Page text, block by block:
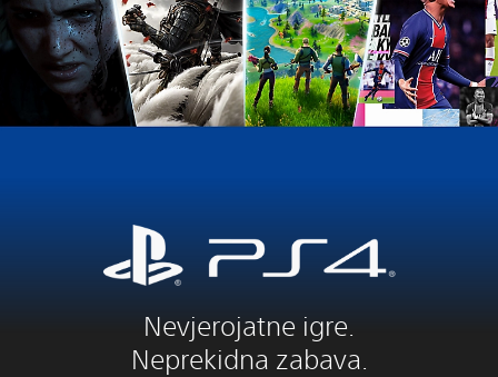
Nevjerojatne igre.
Neprekidna zabava.